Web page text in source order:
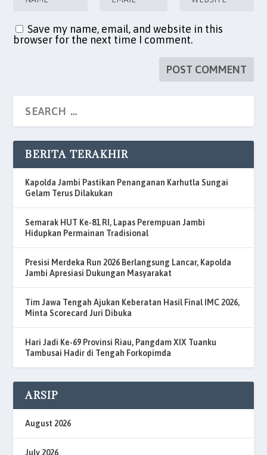
Save my name, email, and website in this
browser for the next time I comment.
BERITA TERAKHIR
Kapolda Jambi Pastikan Penanganan Karhutla Sungai
Gelam Terus Dilakukan
Semarak HUT Ke-81 RI, Lapas Perempuan Jambi
Hidupkan Permainan Tradisional
Presisi Merdeka Run 2026 Berlangsung Lancar, Kapolda
Jambi Apresiasi Dukungan Masyarakat
Tim Jawa Tengah Ajukan Keberatan Hasil Final IMC 2026,
Minta Scorecard Juri Dibuka
Hari Jadi Ke-69 Provinsi Riau, Pangdam XIX Tuanku
Tambusai Hadir di Tengah Forkopimda
ARSIP
August 2026
July 2026